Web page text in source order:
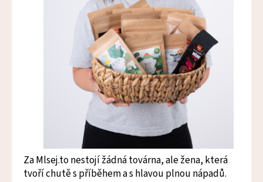
Za Mlsej.to nestojí žádná továrna, ale žena, která
tvoří chutě s příběhem a s hlavou plnou nápadů.